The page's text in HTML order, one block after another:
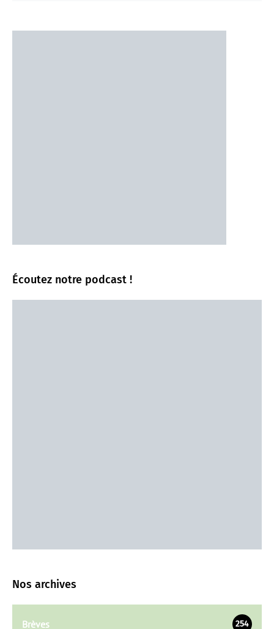
Écoutez notre podcast !
Nos archives
Brèves 254